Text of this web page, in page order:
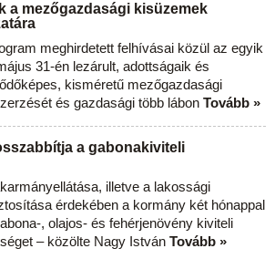
a mezőgazdasági kisüzemek
meghirdetett felhívásai közül az egyik
31-én lezárult, adottságaik és
kisméretű mezőgazdasági
és gazdasági több lábon Tovább »
a gabonakiviteli
illetve a lakossági
érdekében a kormány két hónappal
, olajos- és fehérjenövény kiviteli
– közölte Nagy István Tovább »